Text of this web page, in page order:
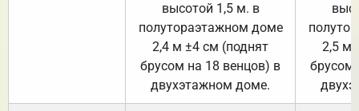
высотой 1,5 м. в
полутораэтажном доме
2,4 м ±4 см (поднят
брусом на 18 венцов) в
двухэтажном доме.
2,5 м
брусом